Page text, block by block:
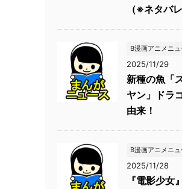
（※ネタバ
B漫画アニメニュ
2025/11/29
新種の魚「
ヤン」ドラ
由来！
B漫画アニメニュ
2025/11/28
『電影少女